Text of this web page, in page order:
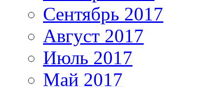
Сентябрь 2017
Август 2017
Июль 2017
Май 2017